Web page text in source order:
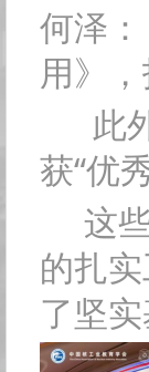
何泽
用》
此外
获“优
这些
的扎
了坚